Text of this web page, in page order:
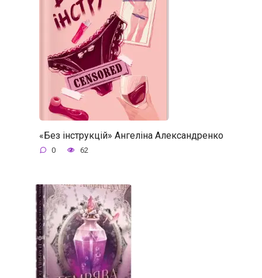
«Без інструкцій» Ангеліна Александренко
0 62